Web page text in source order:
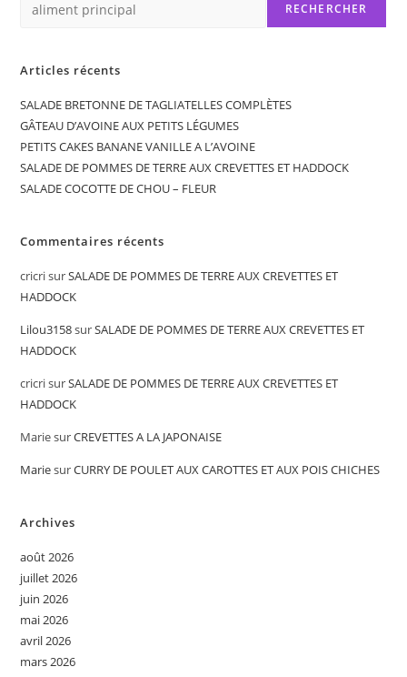
RECHERCHER
Articles récents
SALADE BRETONNE DE TAGLIATELLES COMPLÈTES
GÂTEAU D’AVOINE AUX PETITS LÉGUMES
PETITS CAKES BANANE VANILLE A L’AVOINE
SALADE DE POMMES DE TERRE AUX CREVETTES ET HADDOCK
SALADE COCOTTE DE CHOU – FLEUR
Commentaires récents
cricrisurSALADE DE POMMES DE TERRE AUX CREVETTES ET
HADDOCK
Lilou3158surSALADE DE POMMES DE TERRE AUX CREVETTES ET
HADDOCK
cricrisurSALADE DE POMMES DE TERRE AUX CREVETTES ET
HADDOCK
MariesurCREVETTES A LA JAPONAISE
MariesurCURRY DE POULET AUX CAROTTES ET AUX POIS CHICHES
Archives
août 2026
juillet 2026
juin 2026
mai 2026
avril 2026
mars 2026